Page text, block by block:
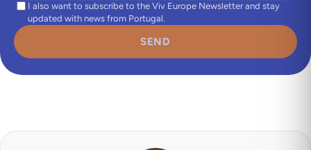
I also want to subscribe to the Viv Europe Newsletter and stay
updated with news from Portugal.
SEND